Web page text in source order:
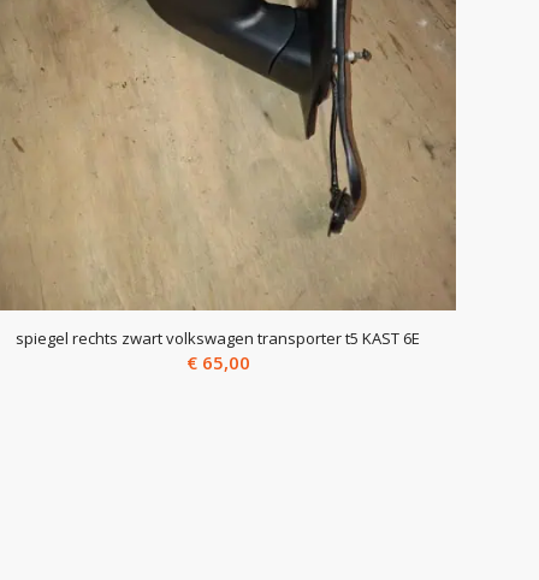
spiegel rechts zwart volkswagen transporter t5 KAST 6E
€65,00